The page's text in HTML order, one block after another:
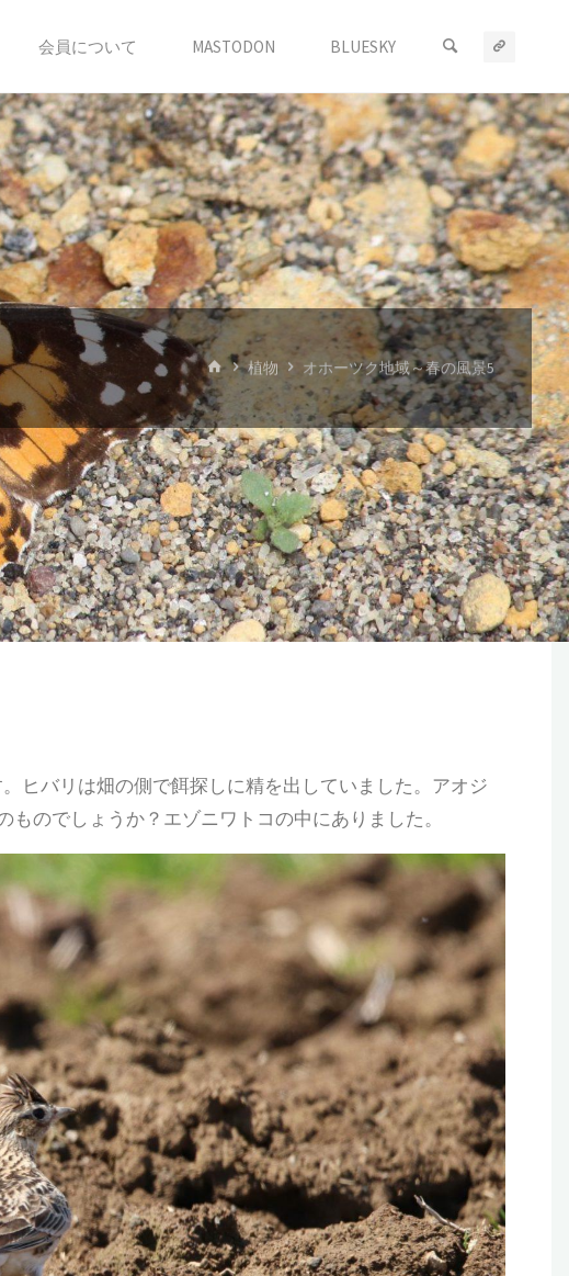
会員について MASTODON BLUESKY
ホ
ー
植物 オホーツク地域～春の風景5
ヒバリは畑の側で餌探しに精を出していました。アオジ
のでしょうか？エゾニワトコの中にありました。